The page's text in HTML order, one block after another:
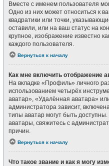
Вместе с именем пользователя
Одно из них может относиться к
квадратики или точки,
оставили, или на ваш статус на
крупное, изображение известно
каждого пользователя.
Вернуться к началу
Как мне включить отображение
На вкладке «Профиль» личного
использованием четырёх
аватар», «Удалённая аватара»
администратора зависит,
типы аватар могут быть
аватары, свяжитесь с
причин.
Вернуться к началу
Что такое звание и как я могу